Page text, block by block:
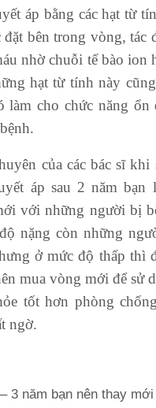
áp bằng các hạt từ
đặt bên trong vòng, tác
nhờ chuỗi tế bào ion
hạt từ tính này
làm cho chức năng ổn
của các bác sĩ khi
áp sau 2 năm bạn
với những người bị
nặng còn những
ở mức độ thấp thì
mua vòng mới để sử
tốt hơn phòng
ngờ.
3 năm bạn nên thay